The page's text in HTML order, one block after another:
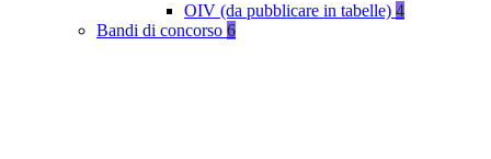
OIV (da pubblicare in tabelle) 4
Bandi di concorso 6